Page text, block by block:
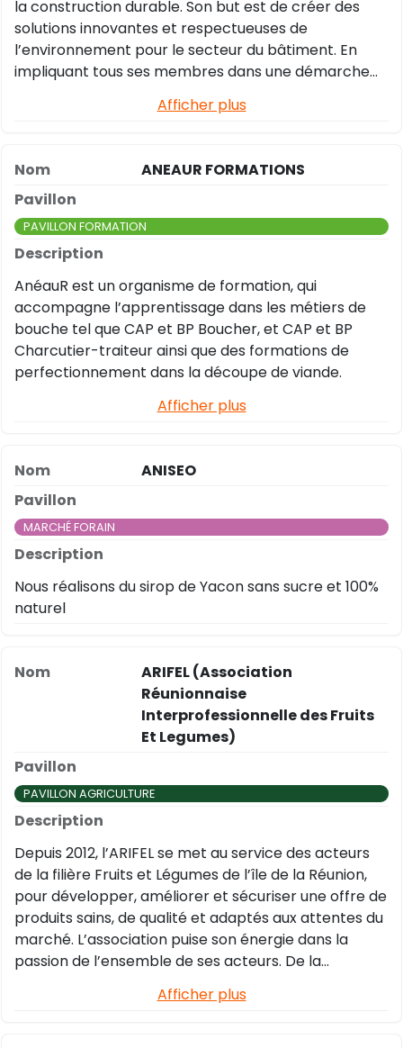
la construction durable. Son but est de créer des
solutions innovantes et respectueuses de
l’environnement pour le secteur du bâtiment. En
impliquant tous ses membres dans une démarche
concrets pour répondre aux enjeux climatiques et
Afficher plus
ANEAUR FORMATIONS
PAVILLON FORMATION
AnéauR est un organisme de formation, qui
accompagne l’apprentissage dans les métiers de
bouche tel que CAP et BP Boucher, et CAP et BP
Charcutier-traiteur ainsi que des formations de
perfectionnement dans la découpe de viande.
Afficher plus
ANISEO
MARCHÉ FORAIN
Nous réalisons du sirop de Yacon sans sucre et 100%
naturel
ARIFEL (Association
Réunionnaise
Interprofessionnelle des Fruits
Et Legumes)
PAVILLON AGRICULTURE
Depuis 2012, l’ARIFEL se met au service des acteurs
de la filière Fruits et Légumes de l’île de la Réunion,
pour développer, améliorer et sécuriser une offre de
produits sains, de qualité et adaptés aux attentes du
marché. L’association puise son énergie dans la
passion de l’ensemble de ses acteurs. De la
coordonne chacun des piliers : producteurs,
Afficher plus